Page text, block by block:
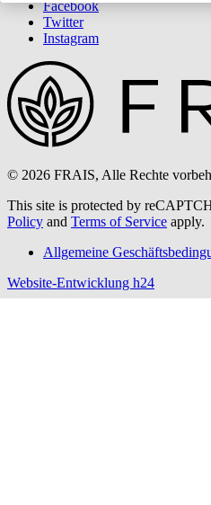
Facebook
Twitter
Instagram
© 2026 FRAIS, Alle Rechte
This site is protected by
Policy and Terms of Service apply.
Allgemeine
Website-Entwicklung h24